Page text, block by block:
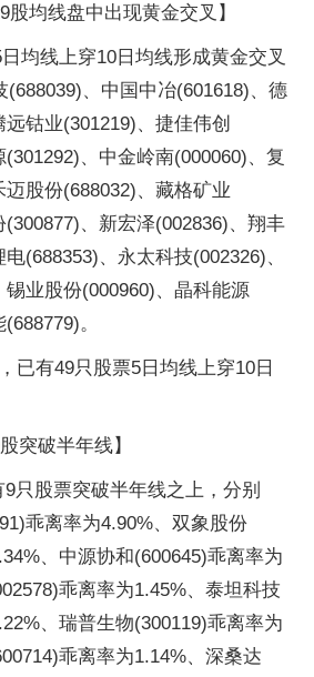
股均线盘中出现黄金交叉】
均线上穿10日均线形成黄金交叉
(688039)、中国中冶(601618)、德
钴业(301219)、捷佳伟创
、中金岭南(000060)、复
股份(688032)、藏格矿业
、新宏泽(002836)、翔丰
(688353)、永太科技(002326)、
业股份(000960)、晶科能源
。
已有49只股票5日均线上穿10日
突破半年线】
只股票突破半年线之上，分别
乖离率为4.90%、双象股份
、中源协和(600645)乖离率为
乖离率为1.45%、泰坦科技
、瑞普生物(300119)乖离率为
乖离率为1.14%、深桑达